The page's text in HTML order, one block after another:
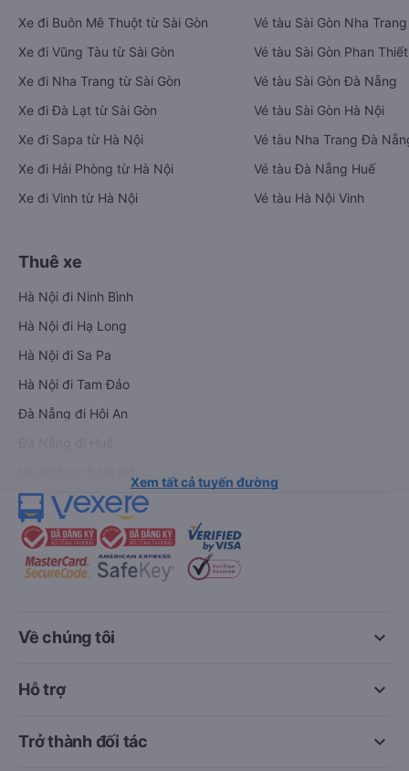
Xe đi Buôn Mê Thuột từ Sài Gòn
Xe đi Vũng Tàu từ Sài Gòn
Xe đi Nha Trang từ Sài Gòn
Xe đi Đà Lạt từ Sài Gòn
Xe đi Sapa từ Hà Nội
Xe đi Hải Phòng từ Hà Nội
Xe đi Vinh từ Hà Nội
Vé tàu Sài Gòn Nha Trang
Vé tàu Sài Gòn Phan Thiết
Vé tàu Sài Gòn Đà Nẵng
Vé tàu Sài Gòn Hà Nội
Vé tàu Nha Trang Đà
Vé tàu Đà Nẵng Huế
Vé tàu Hà Nội Vinh
Thuê xe
Hà Nội đi Ninh Bình
Hà Nội đi Hạ Long
Hà Nội đi Sa Pa
Hà Nội đi Tam Đảo
Đà Nẵng đi Hội An
Xem tất cả tuyến đường
keyboard_arrow_down
Về chúng tôi
keyboard_arrow_down
Hỗ trợ
keyboard_arrow_down
Trở thành đối tác